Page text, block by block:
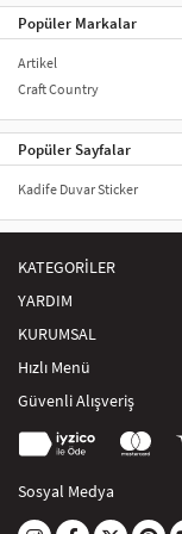
Popüler Markalar
Artikel
Craft Country
Popüler Sayfalar
Kadife Duvar Sticker
KATEGORİLER
YARDIM
KURUMSAL
Hızlı Menü
Güvenli Alışveriş
Sosyal Medya